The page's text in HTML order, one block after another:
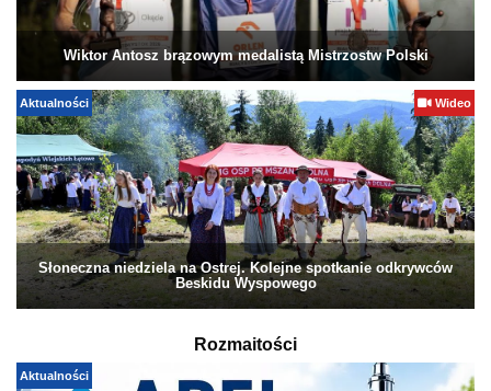
Wiktor Antosz brązowym medalistą Mistrzostw Polski
Aktualności Wideo
Słoneczna niedziela na Ostrej. Kolejne spotkanie odkrywców
Beskidu Wyspowego
Rozmaitości
Aktualności